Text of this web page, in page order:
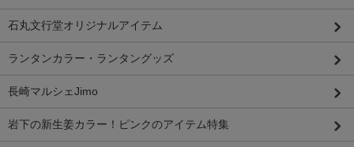
石丸文行堂オリジナルアイテム
ランタンカラー・ランタングッズ
長崎マルシェJimo
岩下の新生姜カラー！ピンクのアイテム特集